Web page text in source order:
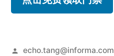
echo.tang@informa.com